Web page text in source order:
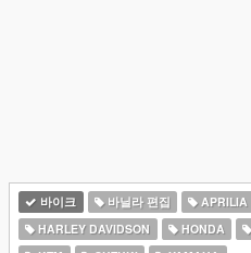
바이크 바닐라 편집 APRILIA
HARLEY DAVIDSON
HONDA